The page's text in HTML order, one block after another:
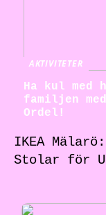
AKTIVITETER
Ha kul med
familjen med
Ordel!
IKEA
Stolar för